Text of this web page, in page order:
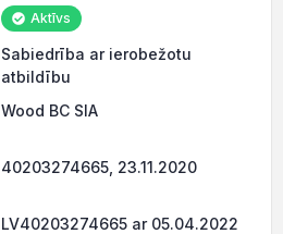
Aktīvs
Sabiedrība ar ierobežotu
atbildību
Wood BC SIA
40203274665, 23.11.2020
LV40203274665 ar 05.04.2022